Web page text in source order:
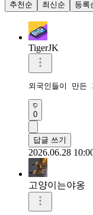
추천순
최신순 등록
TigerJK
외국인들이 만
0
답글 쓰기
2026.06.28
고양이는야옹